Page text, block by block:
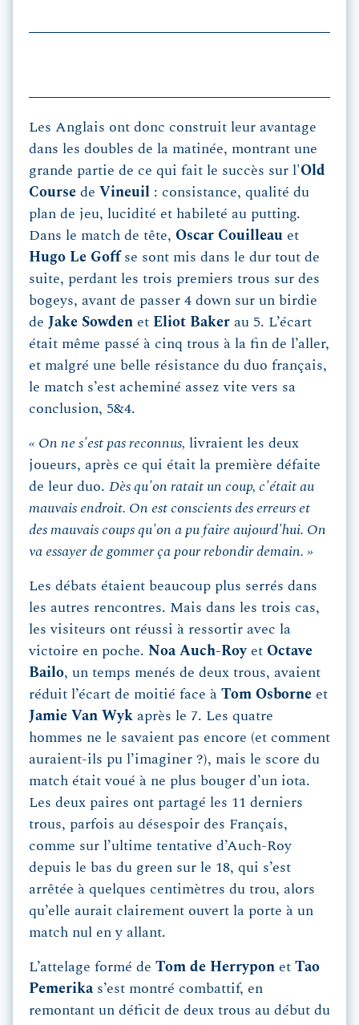
Les Anglais ont donc construit leur avantage
dans les doubles de la matinée, montrant une
grande partie de ce qui fait le succès sur l'Old
Course de Vineuil : consistance, qualité du
plan de jeu, lucidité et habileté au putting.
Dans le match de tête, Oscar Couilleau et
Hugo Le Goff se sont mis dans le dur tout de
suite, perdant les trois premiers trous sur des
bogeys, avant de passer 4 down sur un birdie
de Jake Sowden et Eliot Baker au 5. L’écart
était même passé à cinq trous à la fin de l’aller,
et malgré une belle résistance du duo français,
le match s’est acheminé assez vite vers sa
conclusion, 5&4.
« On ne s'est pas reconnus, livraient les deux
joueurs, après ce qui était la première défaite
de leur duo. Dès qu'on ratait un coup, c'était au
mauvais endroit. On est conscients des erreurs et
des mauvais coups qu'on a pu faire aujourd'hui. On
va essayer de gommer ça pour rebondir demain. »
Les débats étaient beaucoup plus serrés dans
les autres rencontres. Mais dans les trois cas,
les visiteurs ont réussi à ressortir avec la
victoire en poche. Noa Auch-Roy et Octave
Bailo, un temps menés de deux trous, avaient
réduit l’écart de moitié face à Tom Osborne et
Jamie Van Wyk après le 7. Les quatre
hommes ne le savaient pas encore (et comment
auraient-ils pu l’imaginer ?), mais le score du
match était voué à ne plus bouger d’un iota.
Les deux paires ont partagé les 11 derniers
trous, parfois au désespoir des Français,
comme sur l’ultime tentative d’Auch-Roy
depuis le bas du green sur le 18, qui s’est
arrêtée à quelques centimètres du trou, alors
qu’elle aurait clairement ouvert la porte à un
match nul en y allant.
L’attelage formé de Tom de Herrypon et Tao
Pemerika s’est montré combattif, en
remontant un déficit de deux trous au début du